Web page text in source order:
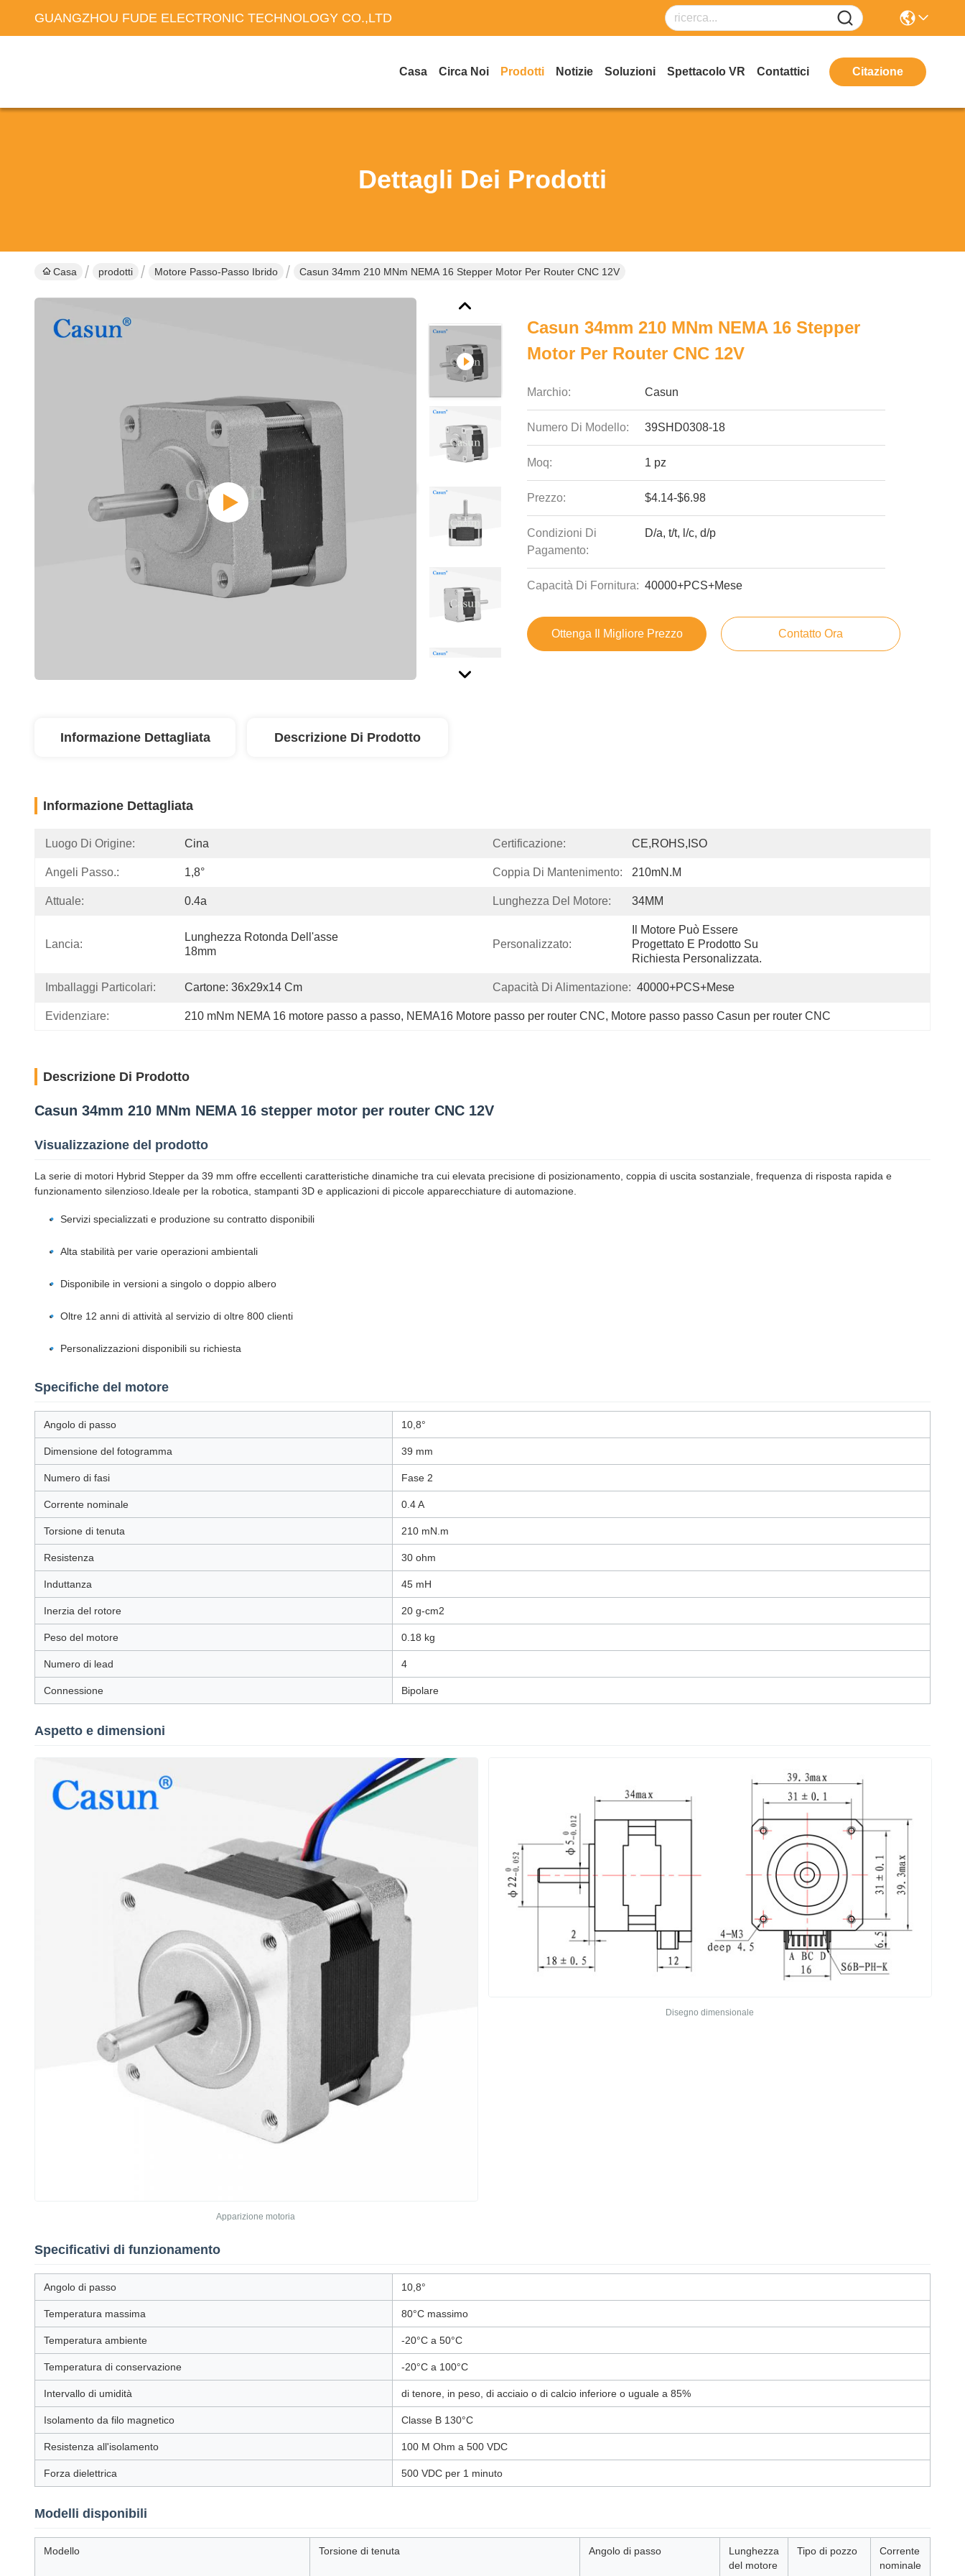
GUANGZHOU FUDE ELECTRONIC TECHNOLOGY CO.,LTD
Casa Circa Noi Prodotti Notizie Soluzioni Spettacolo VR Contattici Citazione
Dettagli Dei Prodotti
Casa prodotti Motore Passo-Passo Ibrido Casun 34mm 210 MNm NEMA 16 Stepper Motor Per Router CNC 12V
Casun 34mm 210 MNm NEMA 16 Stepper
Motor Per Router CNC 12V
Marchio: Casun
Numero Di Modello: 39SHD0308-18
Moq: 1 pz
Prezzo: $4.14-$6.98
Condizioni Di
Pagamento:
D/a, t/t, l/c, d/p
Capacità Di Fornitura: 40000+PCS+Mese
Ottenga Il Migliore Prezzo Contatto Ora
Informazione Dettagliata Descrizione Di Prodotto
Informazione Dettagliata
Luogo Di Origine: Cina Certificazione: CE,ROHS,ISO
Angeli Passo.: 1,8° Coppia Di Mantenimento: 210mN.m
Attuale: 0.4a Lunghezza Del Motore: 34MM
Lancia:
Lunghezza Rotonda Dell'asse
18mm
Personalizzato:
Il Motore Può Essere
Progettato E Prodotto Su
Richiesta Personalizzata.
Imballaggi Particolari: Cartone: 36x29x14 Cm Capacità Di Alimentazione: 40000+PCS+Mese
Evidenziare: 210 mNm NEMA 16 motore passo a passo, NEMA16 Motore passo per router CNC, Motore passo passo Casun per router CNC
Descrizione Di Prodotto
Casun 34mm 210 MNm NEMA 16 stepper motor per router CNC 12V
Visualizzazione del prodotto
La serie di motori Hybrid Stepper da 39 mm offre eccellenti caratteristiche dinamiche tra cui elevata precisione di posizionamento, coppia di uscita sostanziale, frequenza di risposta rapida e
funzionamento silenzioso.Ideale per la robotica, stampanti 3D e applicazioni di piccole apparecchiature di automazione.
Servizi specializzati e produzione su contratto disponibili
Alta stabilità per varie operazioni ambientali
Disponibile in versioni a singolo o doppio albero
Oltre 12 anni di attività al servizio di oltre 800 clienti
Personalizzazioni disponibili su richiesta
Specifiche del motore
Angolo di passo 10,8°
Dimensione del fotogramma 39 mm
Numero di fasi Fase 2
Corrente nominale 0.4 A
Torsione di tenuta 210 mN.m
Resistenza 30 ohm
Induttanza 45 mH
Inerzia del rotore 20 g-cm2
Peso del motore 0.18 kg
Numero di lead 4
Connessione Bipolare
Aspetto e dimensioni
Apparizione motoria
Disegno dimensionale
Specificativi di funzionamento
Angolo di passo 10,8°
Temperatura massima 80°C massimo
Temperatura ambiente -20°C a 50°C
Temperatura di conservazione -20°C a 100°C
Intervallo di umidità di tenore, in peso, di acciaio o di calcio inferiore o uguale a 85%
Isolamento da filo magnetico Classe B 130°C
Resistenza all'isolamento 100 M Ohm a 500 VDC
Forza dielettrica 500 VDC per 1 minuto
Modelli disponibili
Modello Torsione di tenuta Angolo di passo
Lunghezza
del motore
Tipo di pozzo
Corrente
nominale